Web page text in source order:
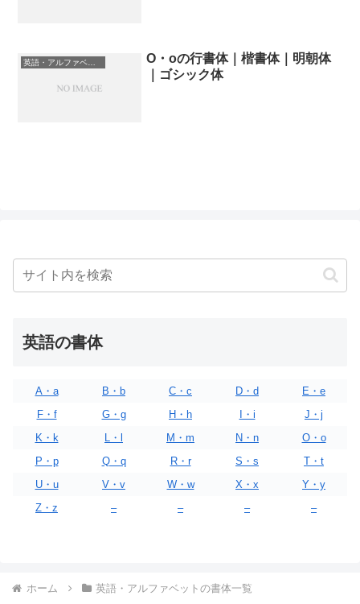
英語・アルファベットの書体一覧
O・oの行書体｜楷書体｜明朝体
｜ゴシック体
英語の書体
A・a B・b C・c D・d
E・e
F・f
G・g H・h I・i
J・j
K・k
L・l M・m N・n
O・o
P・p
Q・q R・r S・s
T・t
U・u
V・v W・w X・x
Y・y
Z・z
– – – –
ホーム 英語・アルファベットの書体一覧